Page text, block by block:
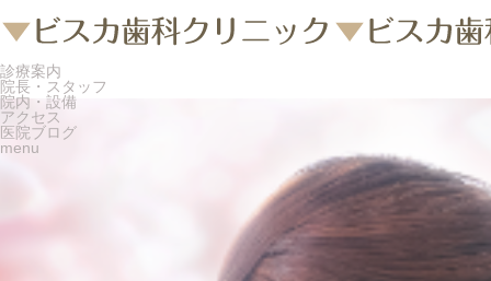
診療案内
院長・スタッフ
院内・設備
アクセス
医院ブログ
menu